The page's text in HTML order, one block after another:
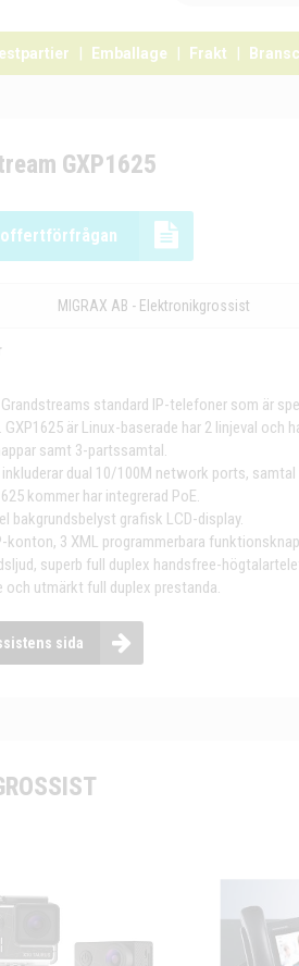
Emballage Frakt
GXP1625
offertförfrågan
MIGRAX AB - Elektronikgrossist
Grandstreams standard IP-telefoner som är
är Linux-baserade har 2 linjeval och
samt 3-partssamtal.
inkluderar dual 10/100M network ports,
kommer har integrerad PoE.
bakgrundsbelyst grafisk LCD-display.
konton, 3 XML programmerbara
superb full duplex handsfree-
och utmärkt full duplex prestanda.
sida